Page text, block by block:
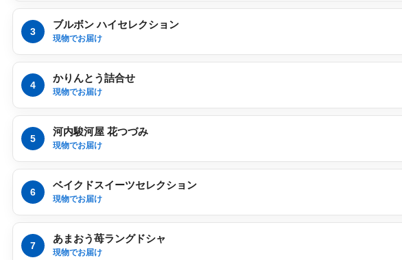
3
ブルボン ハイセレクション
現物でお届け
4
かりんとう詰合せ
現物でお届け
5
河内駿河屋 花つづみ
現物でお届け
6
ベイクドスイーツセレクション
現物でお届け
7
あまおう苺ラングドシャ
現物でお届け